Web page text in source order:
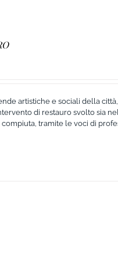
artistiche e sociali della
di restauro svolto sia
tramite le voci di